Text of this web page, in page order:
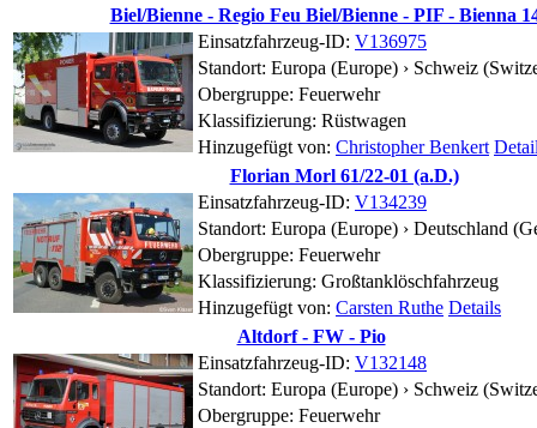
Biel/Bienne - Regio Feu Biel/Bienne - PIF - Bienna
Einsatzfahrzeug-ID: V136975
Standort: Europa (Europe) › Schweiz
Obergruppe: Feuerwehr
Klassifizierung: Rüstwagen
Hinzugefügt von: Christopher Benkert
Florian Morl 61/22-01 (a.D.)
Einsatzfahrzeug-ID: V134239
Standort: Europa (Europe) › Deutschland
Obergruppe: Feuerwehr
Klassifizierung: Großtanklöschfahrzeug
Hinzugefügt von: Carsten Ruthe Details
Altdorf - FW - Pio
Einsatzfahrzeug-ID: V132148
Standort: Europa (Europe) › Schweiz
Obergruppe: Feuerwehr